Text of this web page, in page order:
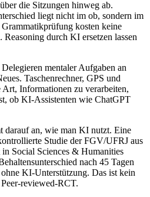
die Sitzungen hinweg ab.
liegt nicht im ob, sondern im
kosten keine
durch KI ersetzen lassen
mentaler Aufgaben an
Taschenrechner, GPS und
Art, Informationen zu verarbeiten,
ob KI-Assistenten wie ChatGPT
darauf an, wie man KI nutzt. Eine
Studie der FGV/UFRJ aus
Social Sciences & Humanities
nach 45 Tagen
KI-Unterstützung. Das ist kein
reviewed-RCT.